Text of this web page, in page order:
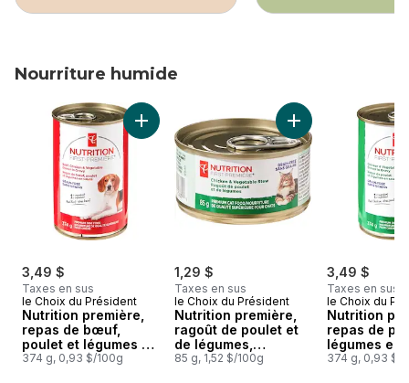
Nourriture humide
sauter Nourriture humide
3,49 $
Taxes en sus
le Choix du Président
Nutrition première,
repas de bœuf,
poulet et légumes en
sauce, nourriture de
374 g, 0,93 $/100g
Ajouter Nutrition première, repas de bœuf,
1,29 $
Taxes en sus
le Choix du Président
Nutrition première,
ragoût de poulet et
de légumes,
nourriture de qualité
85 g, 1,52 $/100g
Ajouter Nutrition
3,49 $
Taxes en sus
le Choix du
Nutrition
repas de
légumes en
nourriture
374 g, 0,93 $/